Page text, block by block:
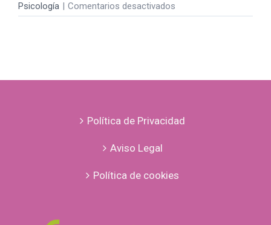
Psicología | Comentarios desactivados
redes
Política de Privacidad
Aviso Legal
Política de cookies